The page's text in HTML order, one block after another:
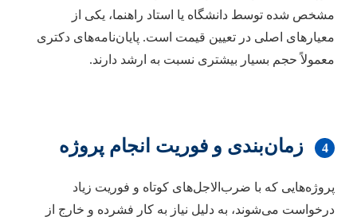
مشخص شده توسط دانشگاه یا استاد راهنما، یکی از
معیارهای اصلی در تعیین قیمت است. پایان‌نامه‌های دکتری
معمولاً حجم بسیار بیشتری نسبت به ارشد دارند.
4 زمان‌بندی و فوریت انجام پروژه
پروژه‌هایی که با ضرب‌الاجل‌های کوتاه و فوریت زیاد
درخواست می‌شوند، به دلیل نیاز به کار فشرده و خارج از